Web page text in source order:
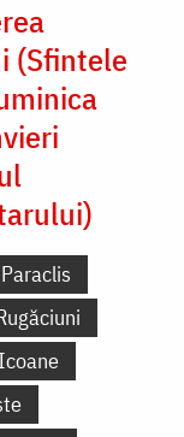
(Sfintele
Paraclis
Icoane